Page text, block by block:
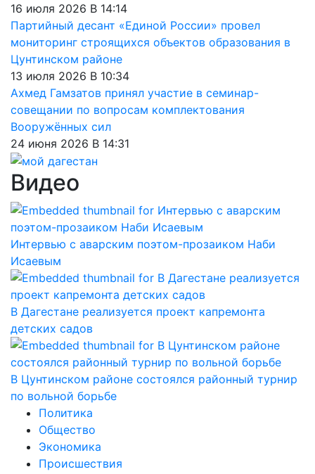
16 июля 2026 В 14:14
Партийный десант «Единой России» провел
мониторинг строящихся объектов образования в
Цунтинском районе
13 июля 2026 В 10:34
Ахмед Гамзатов принял участие в семинар-
совещании по вопросам комплектования
Вооружённых сил
24 июня 2026 В 14:31
Видео
Интервью с аварским поэтом-прозаиком Наби
Исаевым
В Дагестане реализуется проект капремонта
детских садов
В Цунтинском районе состоялся районный турнир
по вольной борьбе
Политика
Общество
Экономика
Происшествия